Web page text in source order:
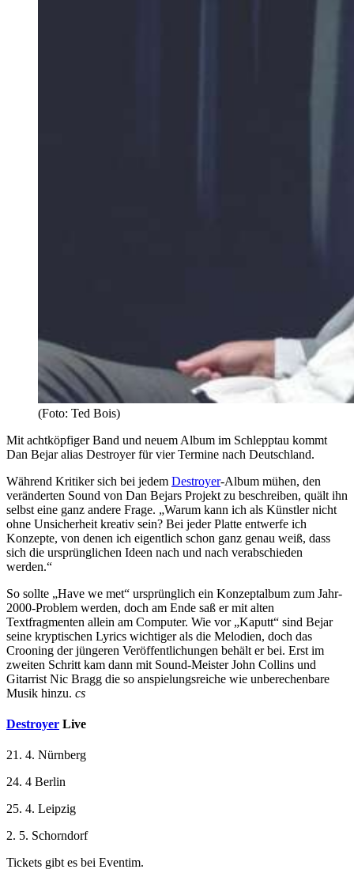
(Foto: Ted Bois)
Mit achtköpfiger Band und neuem Album im Schlepptau kommt
Dan Bejar alias Destroyer für vier Termine nach Deutschland.
Während Kritiker sich bei jedem Destroyer-Album mühen, den
veränderten Sound von Dan Bejars Projekt zu beschreiben, quält ihn
selbst eine ganz andere Frage. „Warum kann ich als Künstler nicht
ohne Unsicherheit kreativ sein? Bei jeder Platte entwerfe ich
Konzepte, von denen ich eigentlich schon ganz genau weiß, dass
sich die ursprünglichen Ideen nach und nach verabschieden
werden.“
So sollte „Have we met“ ursprünglich ein Konzeptalbum zum Jahr-
2000-Problem werden, doch am Ende saß er mit alten
Textfragmenten allein am Computer. Wie vor „Kaputt“ sind Bejar
seine kryptischen Lyrics wichtiger als die Melodien, doch das
Crooning der jüngeren Veröffentlichungen behält er bei. Erst im
zweiten Schritt kam dann mit Sound-Meister John Collins und
Gitarrist Nic Bragg die so anspielungsreiche wie unberechenbare
Musik hinzu. cs
Destroyer Live
21. 4. Nürnberg
24. 4 Berlin
25. 4. Leipzig
2. 5. Schorndorf
Tickets gibt es bei Eventim.